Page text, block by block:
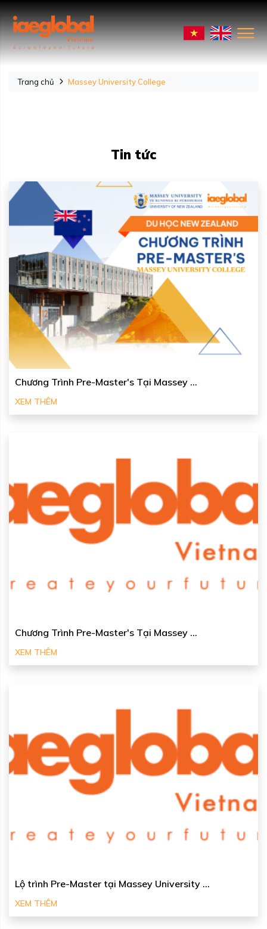
Trang chủ Massey University College
Tin tức
Chương Trình Pre-Master's Tại Massey ...
XEM THÊM
Chương Trình Pre-Master's Tại Massey ...
XEM THÊM
Lộ trình Pre-Master tại Massey University ...
XEM THÊM